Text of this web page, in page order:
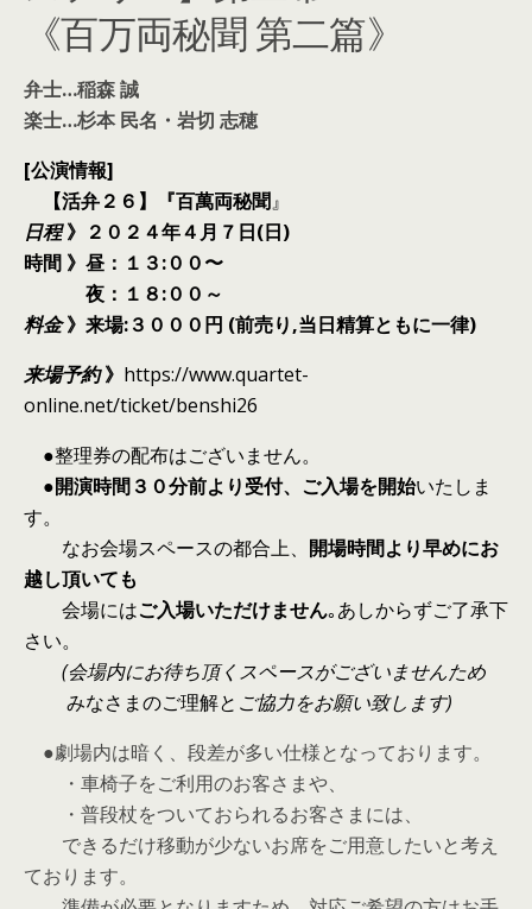
《百万両秘聞 第二篇》
弁士…稲森 誠
楽士…杉本 民名・岩切 志穂
[公演情報]
【活弁２６】『百萬両秘聞』
日程》２０２４年４月７日(日)
時間 》昼：１３:００〜
夜：１８:００～
料金》来場:３０００円 (前売り,当日精算ともに一律)
来場予約》 https://www.quartet-
online.net/ticket/benshi26
●整理券の配布はございません。
●開演時間３０分前より受付、ご入場を開始いたしま
す。
なお会場スペースの都合上、 開場時間より早めにお
越し頂いても
会場にはご入場いただけません｡あしからずご了承下
さい。
(会場内にお待ち頂くスペースがございませんため
みなさまのご理解と ご協力をお願い致します)
●劇場内は暗く、段差が多い仕様となっております。
・車椅子をご利用のお客さまや、
・普段杖をついておられるお客さまには、
できるだけ移動が少ないお席をご用意したいと考え
ております。